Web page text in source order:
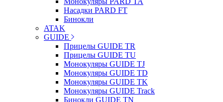
Насадки PARD FT
Бинокли
ATAK
GUIDE
Прицелы GUIDE TR
Прицелы GUIDE TU
Монокуляры GUIDE TJ
Монокуляры GUIDE TD
Монокуляры GUIDE TK
Монокуляры GUIDE Track
Бинокли GUIDE TN